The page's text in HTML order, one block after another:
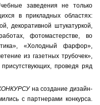
заведения не только
в прикладных областях:
декоративной штукатуркой,
фотомастерстве, во
«Холодный фарфор»,
из газетных трубочек»,
проведя ряд
на создание дизайн-
с партнерами конкурса.